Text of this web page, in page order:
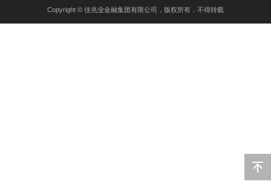
Copyright © 佳兆业金融集团有限公司，版权所有，不得转载